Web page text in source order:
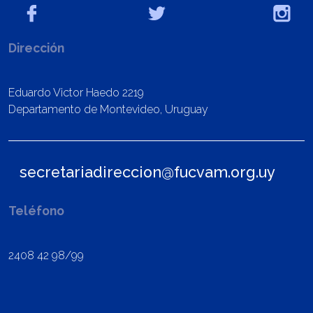
Dirección
Eduardo Victor Haedo 2219
Departamento de Montevideo, Uruguay
secretariadireccion@fucvam.org.uy
Teléfono
2408 42 98/99